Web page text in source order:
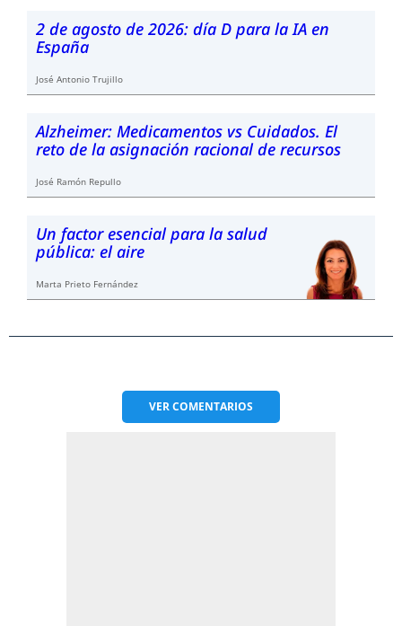
2 de agosto de 2026: día D para la IA en
España
José Antonio Trujillo
Alzheimer: Medicamentos vs Cuidados. El
reto de la asignación racional de recursos
José Ramón Repullo
Un factor esencial para la salud
pública: el aire
Marta Prieto Fernández
VERCOMENTARIOS